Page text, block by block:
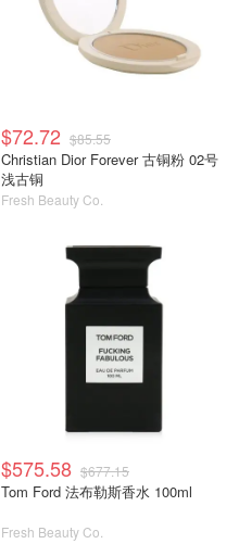
$72.72 $85.55
Christian Dior Forever 古铜粉 02号
浅古铜
Fresh Beauty Co.
$575.58 $677.15
Tom Ford 法布勒斯香水 100ml
Fresh Beauty Co.